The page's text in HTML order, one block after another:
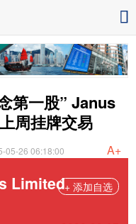
第一股” Janus
周挂牌交易
05-26 06:18:00 A+